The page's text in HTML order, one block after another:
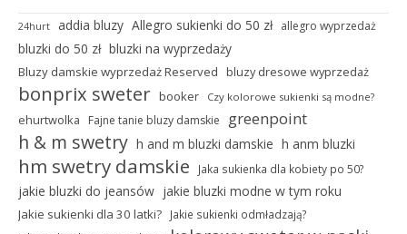
24hurt addia bluzy Allegro sukienki do 50 zł allegro wyprzedaż
bluzki do 50 zł bluzki na wyprzedaży
Bluzy damskie wyprzedaż Reserved bluzy dresowe wyprzedaż
bonprix sweter booker Czy kolorowe sukienki są modne?
ehurtwolka Fajne tanie bluzy damskie greenpoint
h & m swetry h and m bluzki damskie h anm bluzki
hm swetry damskie Jaka sukienka dla kobiety po 50?
jakie bluzki do jeansów jakie bluzki modne w tym roku
Jakie sukienki dla 30 latki?
Jakie sukienki odmładzają?